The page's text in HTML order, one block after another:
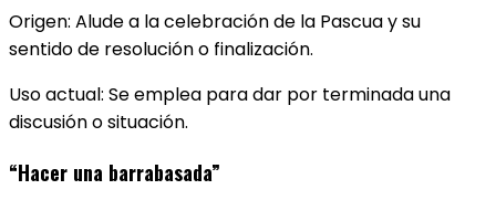
Origen: Alude a la celebración de la Pascua y su
sentido de resolución o finalización.
Uso actual: Se emplea para dar por terminada una
discusión o situación.
“Hacer una barrabasada”